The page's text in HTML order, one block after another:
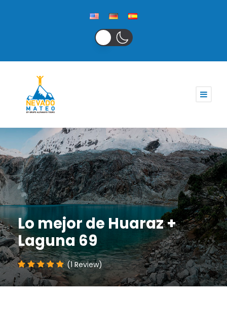
Lo mejor de Huaraz +
Laguna 69
(1 Review)